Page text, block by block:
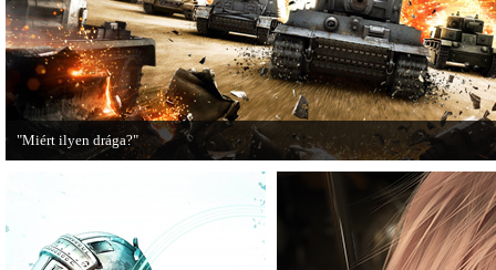
"Miért ilyen drága?"
A PC Guru utánajárt, miért kerülnek olyan sokba a AAA-kategóriás